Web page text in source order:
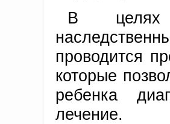
В целях
проводится
которые
ребенка
лечение.